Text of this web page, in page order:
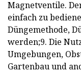
Magnetventile.
einfach zu
Düngemethode,
werden;9. Die
Umgebungen,
Gartenbau und